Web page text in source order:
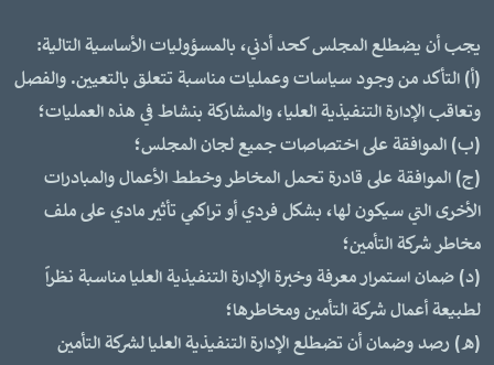
يجب أن يضطلع المجلس كحد أدني، بالمسؤوليات الأساسية التالية:
(أ) التأكد من وجود سياسات وعمليات مناسبة تتعلق بالتعيين. والفصل
وتعاقب الإدارة التنفيذية العليا، والمشاركة بنشاط في هذه العمليات؛
(ب) الموافقة على اختصاصات جميع لجان المجلس؛
(ج) الموافقة على قادرة تحمل المخاطر وخطط الأعمال والمبادرات
الأخرى التي سيكون لها، بشكل فردي أو تراكمي تأثير مادي على ملف
مخاطر شركة التأمين؛
(د) ضمان استمرار معرفة وخبرة الإدارة التنفيذية العليا مناسبة نظراً
لطبيعة أعمال شركة التأمين ومخاطرها؛
(ه) رصد وضمان أن تضطلع الإدارة التنفيذية العليا لشركة التأمين